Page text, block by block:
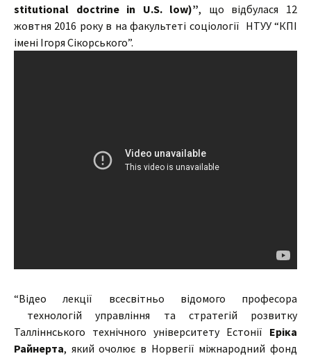
stitutional doctrine in U.S. low)”, що відбулася 12
жовтня 2016 року в на факультеті соціології НТУУ “КПІ
імені Ігоря Сікорського”.
“Відео лекції всесвітньо відомого професора
технологій управління та стратегій розвитку
Талліннського технічного університету Естонії Еріка
Райнерта, який очолює в Норвегії міжнародний фонд